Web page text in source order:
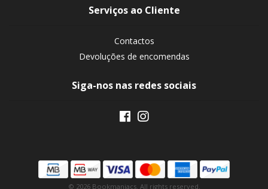
Serviços ao Cliente
Contactos
Devoluções de encomendas
Siga-nos nas redes sociais
© 2026 Bookmaniacs. All rights reserved.